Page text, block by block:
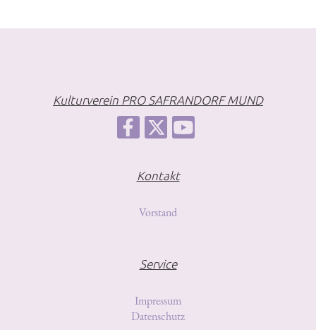
Kulturverein PRO SAFRANDORF MUND
Kontakt
Vorstand
Service
Impressum
Datenschutz